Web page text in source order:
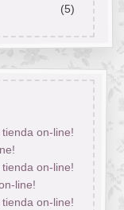
(5)
tienda on-line!
tienda on-line!
line!
tienda on-line!